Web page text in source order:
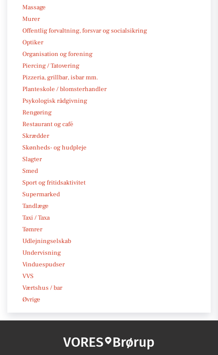
Massage
Murer
Offentlig forvaltning, forsvar og socialsikring
Optiker
Organisation og forening
Piercing / Tatovering
Pizzeria, grillbar, isbar mm.
Planteskole / blomsterhandler
Psykologisk rådgivning
Rengøring
Restaurant og café
Skrædder
Skønheds- og hudpleje
Slagter
Smed
Sport og fritidsaktivitet
Supermarked
Tandlæge
Taxi / Taxa
Tømrer
Udlejningselskab
Undervisning
Vinduespudser
VVS
Værtshus / bar
Øvrige
VORES Brørup